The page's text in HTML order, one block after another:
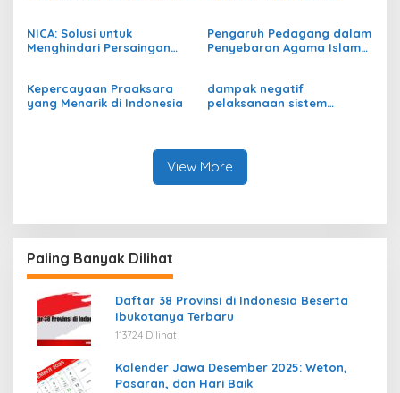
NICA: Solusi untuk
Menghindari Persaingan
Pengaruh Pedagang dalam
Penyebaran Agama Islam
Kepercayaan Praaksara
yang Menarik di Indonesia
dampak negatif
pelaksanaan sistem
View More
Paling Banyak Dilihat
Daftar 38 Provinsi di Indonesia Beserta
Ibukotanya Terbaru
113724 Dilihat
Kalender Jawa Desember 2025: Weton,
Pasaran, dan Hari Baik